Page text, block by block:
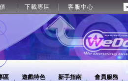
下載專區 客服中心
區 遊戲特色 新手指南 會員服務